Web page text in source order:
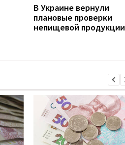
В Украине вернули
плановые проверки
непищевой продукции